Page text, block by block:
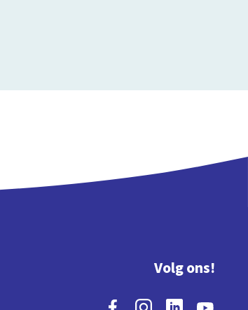
Volg ons!